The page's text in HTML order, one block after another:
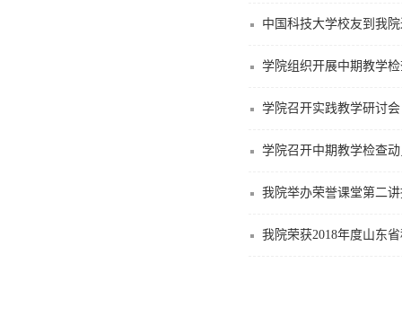
中国科技大学校友到我
学院组织开展中期教学
学院召开实践教学研讨会
学院召开中期教学检查
我院举办荣誉课堂第二
我院荣获2018年度山东